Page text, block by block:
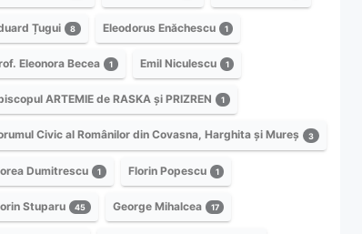
Țugui 8 Eleodorus Enăchescu 1
Eleonora Becea 1 Emil Niculescu 1
ARTEMIE de RASKA și PRIZREN 1
Civic al Românilor din Covasna, Harghita și Mureș 3
Dumitrescu 1 Florin Popescu 1
Stuparu 45 George Mihalcea 17